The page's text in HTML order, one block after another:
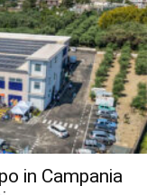
in Campania